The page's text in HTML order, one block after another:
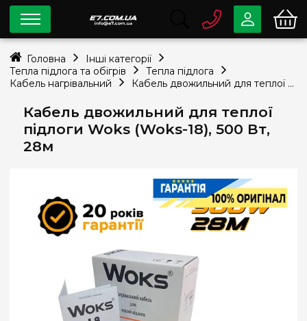
Кабель двожильний для теплої
підлоги Woks (Woks-18), 500 Вт,
28м
0 800
Безкоштовно
info@e7.com.ua
Viber Telegram
Головна
Інші категорії
Тепла підлога та обігрів
Тепла підлога
Кабель нагрівальний
Кабель двожильний для теплої підлоги Woks (Woks-18), 500 Вт, 28м